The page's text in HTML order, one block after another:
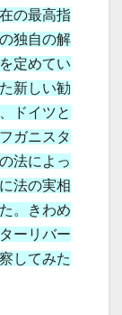
の最高指
独自の解
定めてい
新しい勧
ドイツと
ガニスタ
法によっ
法の実相
。きわめ
ーリバー
してみた